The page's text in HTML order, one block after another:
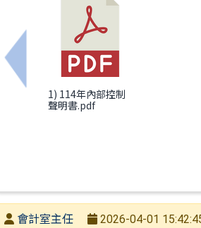
上一筆：114年決算
1) 114年內部控制
聲明書.pdf
發布者會計室主任
2026-04-01